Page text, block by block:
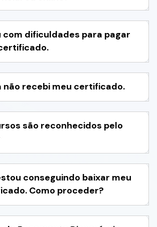
com dificuldades para pagar
não recebi meu certificado.
são reconhecidos pelo
conseguindo baixar meu
Como proceder?